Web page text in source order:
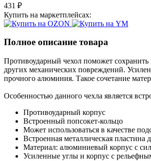
431 ₽
Купить на маркетплейсах:
Полное описание товара
Противоударный чехол поможет
других механических повреждений.
прочного алюминия. Такое сочетание
Особенностью данного чехла является
Противоударный корпус
Встроенный попсокет-кольцо
Может использоваться в качестве
Встроенная металлическая
Материал: алюминиевый корпус с
Усиленные углы и корпус с